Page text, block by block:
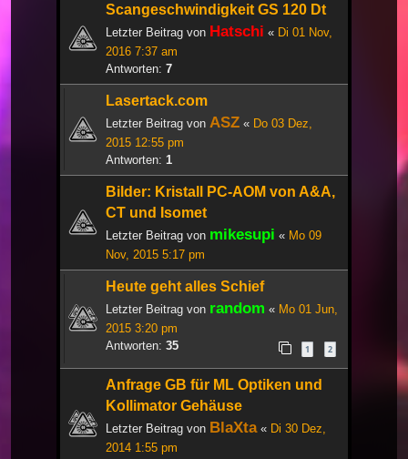
Scangeschwindigkeit GS 120 Dt
Letzter Beitrag von Hatschi « Di 01 Nov,
2016 7:37 am
Antworten: 7
Lasertack.com
Letzter Beitrag von ASZ « Do 03 Dez,
2015 12:55 pm
Antworten: 1
Bilder: Kristall PC-AOM von A&A,
CT und Isomet
Letzter Beitrag von mikesupi « Mo 09
Nov, 2015 5:17 pm
Heute geht alles Schief
Letzter Beitrag von random « Mo 01 Jun,
2015 3:20 pm
Antworten: 35 1 2
Anfrage GB für ML Optiken und
Kollimator Gehäuse
Letzter Beitrag von BlaXta« Di 30 Dez,
2014 1:55 pm